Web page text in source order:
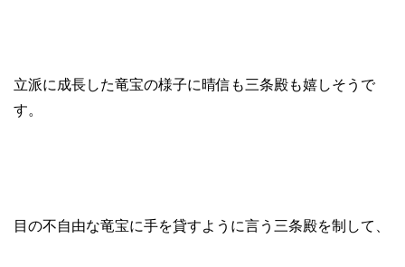
立派に成長した竜宝の様子に晴信も三条殿も嬉しそうで
す。
目の不自由な竜宝に手を貸すように言う三条殿を制して、